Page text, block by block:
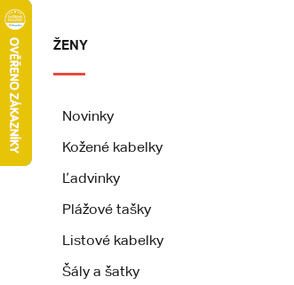
ŽENY
Novinky
Kožené kabelky
Ľadvinky
Plážové tašky
Listové kabelky
Šály a šatky